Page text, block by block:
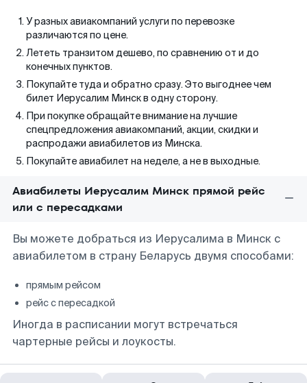
У разных авиакомпаний услуги по перевозке
различаются по цене.
Лететь транзитом дешево, по сравнению от и до
конечных пунктов.
Покупайте туда и обратно сразу. Это выгоднее чем
билет Иерусалим Минск в одну сторону.
При покупке обращайте внимание на лучшие
спецпредложения авиакомпаний, акции, скидки и
распродажи авиабилетов из Минска.
Покупайте авиабилет на неделе, а не в выходные.
Авиабилеты Иерусалим Минск прямой рейс
или с пересадками
Вы можете добраться из Иерусалима в Минск с
авиабилетом в страну Беларусь двумя способами:
прямым рейсом
рейс с пересадкой
Иногда в расписании могут встречаться
чартерные рейсы и лоукосты.